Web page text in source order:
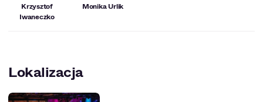
Krzysztof
Iwaneczko
Monika Urlik
Lokalizacja